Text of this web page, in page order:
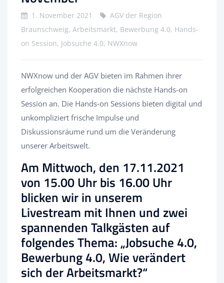
1. November 2021
AGV der Region
Braunschweig, Arbeitsmarkt, Bewerbung 4.0, Hands-
on Session, Jobsuche 4.0, NWXnow
NWXnow und der AGV bieten im Rahmen ihrer
erfolgreichen Kooperation die nächste Hands-on
Session an. Die Hands-on Sessions bieten digital und
unkompliziert frische Impulse und
Diskussionsräume rund um die Veränderung
unserer Arbeitswelt.
Am Mittwoch, den 17.11.2021
von 15.00 Uhr bis 16.00 Uhr
blicken wir in unserem
Livestream mit Ihnen und zwei
spannenden Talkgästen auf
folgendes Thema: „Jobsuche 4.0,
Bewerbung 4.0, Wie verändert
sich der Arbeitsmarkt?“